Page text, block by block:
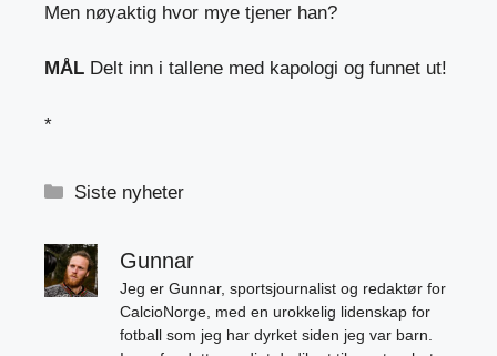
Men nøyaktig hvor mye tjener han?
MÅL Delt inn i tallene med kapologi og funnet ut!
*
Kategorier
Siste nyheter
Gunnar
Jeg er Gunnar, sportsjournalist og redaktør for
CalcioNorge, med en urokkelig lidenskap for
fotball som jeg har dyrket siden jeg var barn.